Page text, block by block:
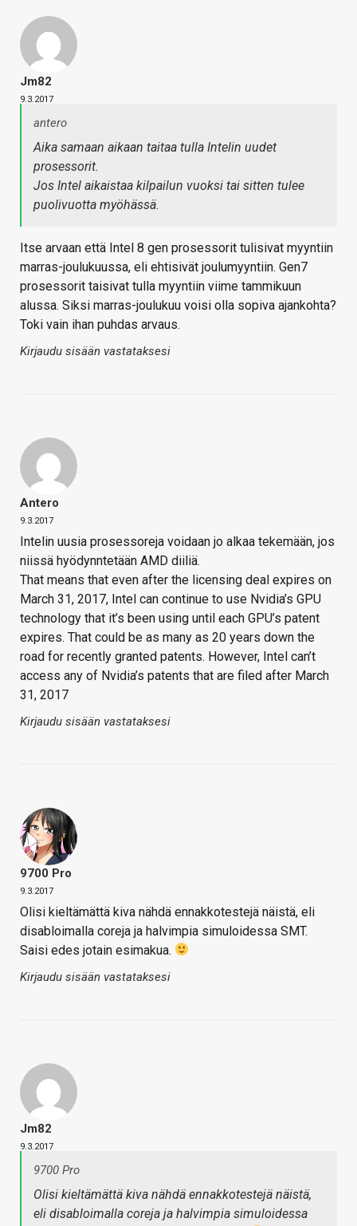
Jm82
9.3.2017
antero
Aika samaan aikaan taitaa tulla Intelin uudet
prosessorit.
Jos Intel aikaistaa kilpailun vuoksi tai sitten tulee
puolivuotta myöhässä.
Itse arvaan että Intel 8 gen prosessorit tulisivat myyntiin
marras-joulukuussa, eli ehtisivät joulumyyntiin. Gen7
prosessorit taisivat tulla myyntiin viime tammikuun
alussa. Siksi marras-joulukuu voisi olla sopiva ajankohta?
Toki vain ihan puhdas arvaus.
Kirjaudu sisään vastataksesi
Antero
9.3.2017
Intelin uusia prosessoreja voidaan jo alkaa tekemään, jos
niissä hyödynntetään AMD diiliä.
That means that even after the licensing deal expires on
March 31, 2017, Intel can continue to use Nvidia’s GPU
technology that it’s been using until each GPU’s patent
expires. That could be as many as 20 years down the
road for recently granted patents. However, Intel can’t
access any of Nvidia’s patents that are filed after March
31, 2017
Kirjaudu sisään vastataksesi
9700 Pro
9.3.2017
Olisi kieltämättä kiva nähdä ennakkotestejä näistä, eli
disabloimalla coreja ja halvimpia simuloidessa SMT.
Saisi edes jotain esimakua.
Kirjaudu sisään vastataksesi
Jm82
9.3.2017
9700 Pro
Olisi kieltämättä kiva nähdä ennakkotestejä näistä,
eli disabloimalla coreja ja halvimpia simuloidessa